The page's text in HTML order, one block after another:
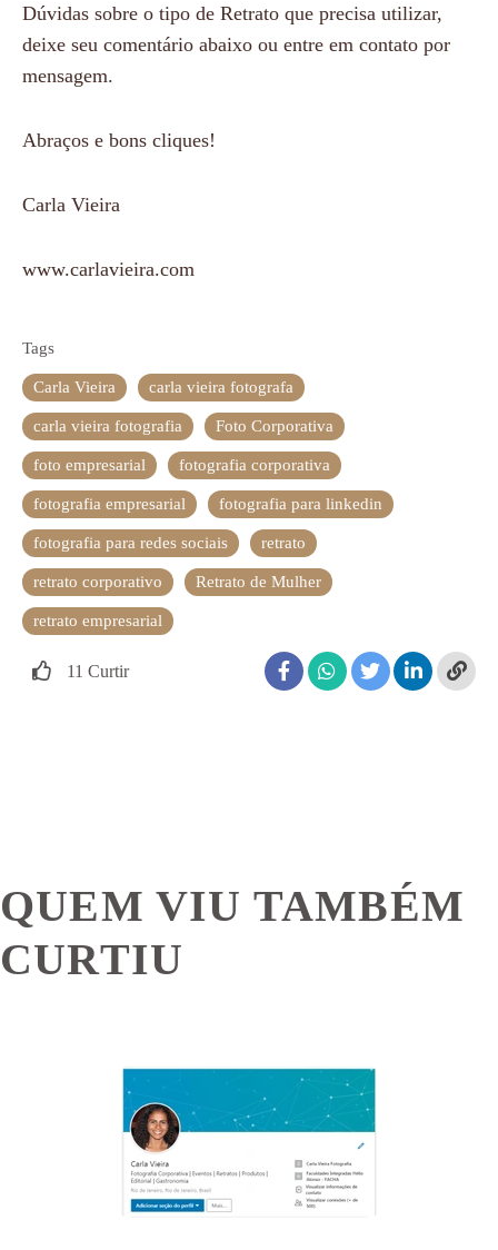
Dúvidas sobre o tipo de Retrato que precisa utilizar,
deixe seu comentário abaixo ou entre em contato por
mensagem.
Abraços e bons cliques!
Carla Vieira
www.carlavieira.com
Tags
Carla Vieira carla vieira fotografa
carla vieira fotografia Foto Corporativa
foto empresarial fotografia corporativa
fotografia empresarial fotografia para linkedin
fotografia para redes sociais retrato
retrato corporativo Retrato de Mulher
retrato empresarial
11 Curtir
QUEM VIU TAMBÉM
CURTIU